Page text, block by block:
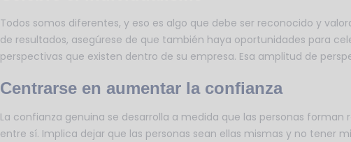
Todos somos diferentes, y eso es algo que debe ser reconocido y
de resultados, asegúrese de que también haya oportunidades para
perspectivas que existen dentro de su empresa. Esa amplitud de
Centrarse en aumentar la confianza
La confianza genuina se desarrolla a medida que las personas
entre sí. Implica dejar que las personas sean ellas mismas y no tener